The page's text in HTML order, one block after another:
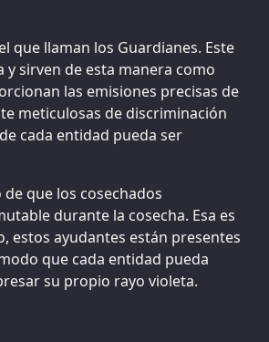
que llaman los Guardianes. Este
sirven de esta manera como
las emisiones precisas de
meticulosas de discriminación
cada entidad pueda ser
que los cosechados
durante la cosecha. Esa es
estos ayudantes están presentes
que cada entidad pueda
su propio rayo violeta.